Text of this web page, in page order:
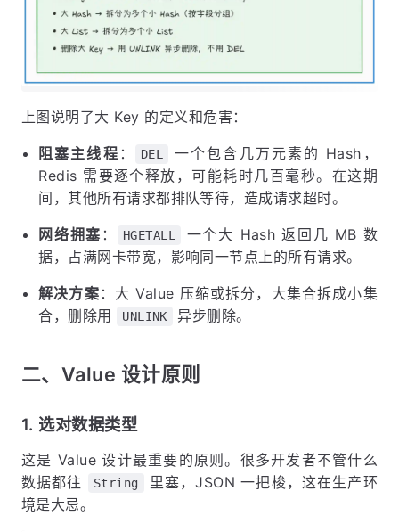
上图说明了大 Key 的定义和危害：
阻塞主线程 ： DEL
一个包含几万元素的 Hash，
Redis 需要逐个释放，可能耗时几百毫秒。在这期
间，其他所有请求都排队等待，造成请求超时。
网络拥塞 ： HGETALL
一个大 Hash 返回几 MB 数
据，占满网卡带宽，影响同一节点上的所有请求。
解决方案 ：大 Value 压缩或拆分，大集合拆成小集
合，删除用
UNLINK 异步删除。
二、Value 设计原则
1. 选对数据类型
这是 Value 设计最重要的原则。很多开发者不管什么
数据都往
String
里塞，JSON 一把梭，这在生产环
境是大忌。